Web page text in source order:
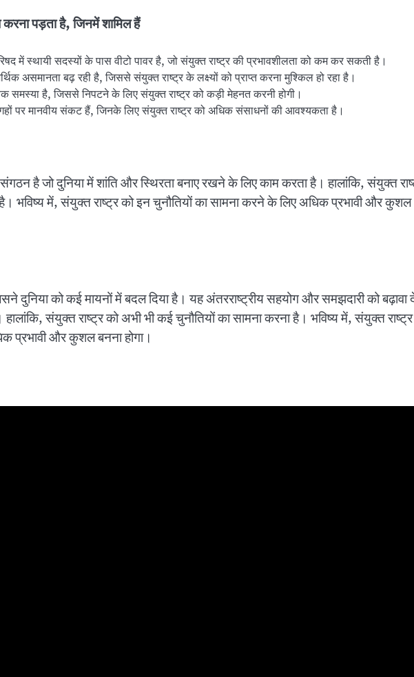
पड़ता है, जिनमें शामिल हैं
में स्थायी सदस्यों के पास वीटो पावर है, जो संयुक्त राष्ट्र की प्रभावशीलता को कम कर सकती है।
असमानता बढ़ रही है, जिससे संयुक्त राष्ट्र के लक्ष्यों को प्राप्त करना मुश्किल हो रहा है।
समस्या है, जिससे निपटने के लिए संयुक्त राष्ट्र को कड़ी मेहनत करनी होगी।
पर मानवीय संकट हैं, जिनके लिए संयुक्त राष्ट्र को अधिक संसाधनों की आवश्यकता है।
है जो दुनिया में शांति और स्थिरता बनाए रखने के लिए काम करता है। हालांकि, संयुक्त
भविष्य में, संयुक्त राष्ट्र को इन चुनौतियों का सामना करने के लिए अधिक प्रभावी और कुशल
दुनिया को कई मायनों में बदल दिया है। यह अंतरराष्ट्रीय सहयोग और समझदारी को बढ़ावा
संयुक्त राष्ट्र को अभी भी कई चुनौतियों का सामना करना है। भविष्य में, संयुक्त
प्रभावी और कुशल बनना होगा।